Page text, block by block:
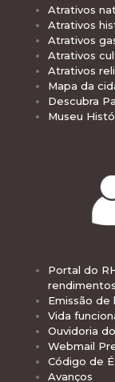
Atrativos
Atrativos
Atrativos
Atrativos
Atrativos
Mapa da
Descubra
Museu
Portal do
rendimentos
Emissão de
Vida
Ouvidoria
Webmail
Código de
Avanços